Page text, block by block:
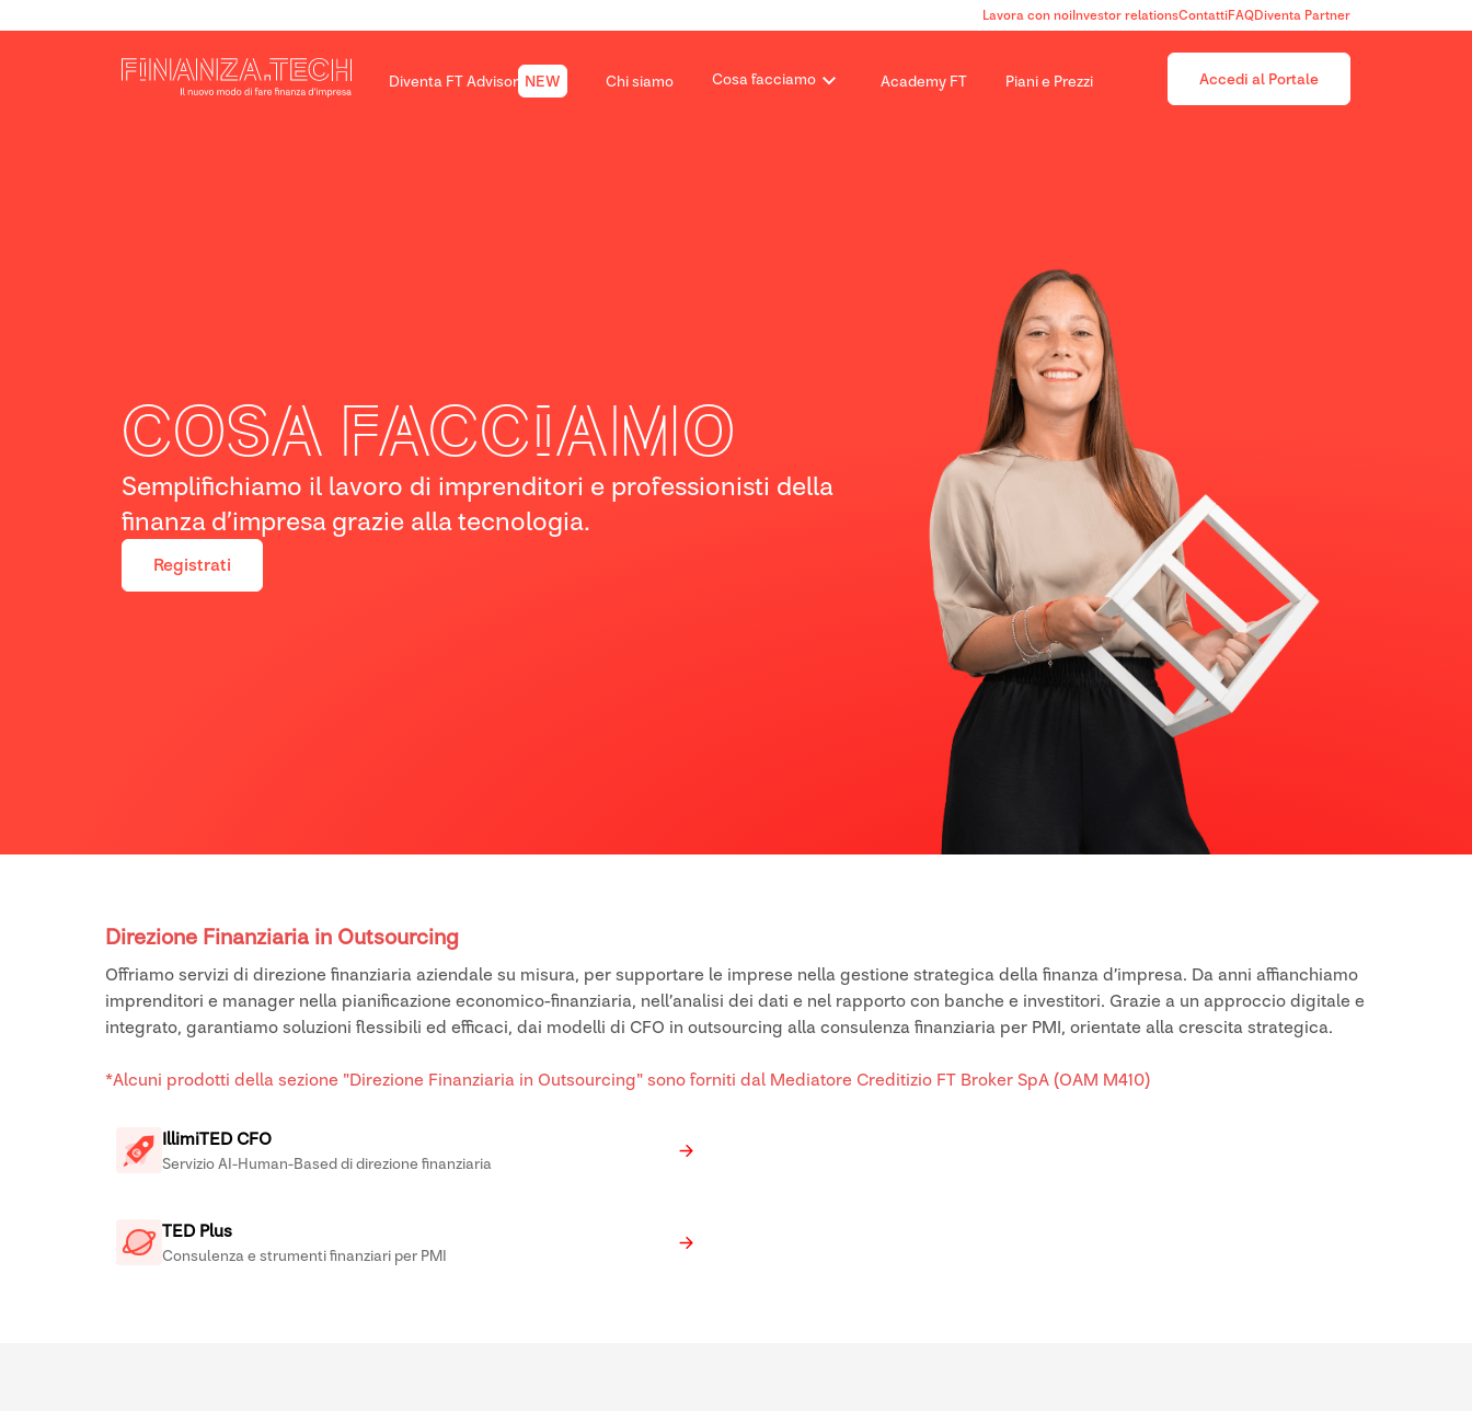
Lavora con noiInvestor relationsContattiFAQDiventa Partner
Diventa FT Advisor NEW Chi siamo Cosa facciamo Academy FT Piani e Prezzi Accedi al Portale
Cosa facciamo
Semplifichiamo il lavoro di imprenditori e professionisti della
finanza d’impresa grazie alla tecnologia.
Registrati
Direzione Finanziaria in Outsourcing
Offriamo servizi di direzione finanziaria aziendale su misura, per supportare le imprese nella gestione strategica della finanza d’impresa. Da anni affianchiamo
imprenditori e manager nella pianificazione economico-finanziaria, nell’analisi dei dati e nel rapporto con banche e investitori. Grazie a un approccio digitale e
integrato, garantiamo soluzioni flessibili ed efficaci, dai modelli di CFO in outsourcing alla consulenza finanziaria per PMI, orientate alla crescita strategica.
*Alcuni prodotti della sezione "Direzione Finanziaria in Outsourcing" sono forniti dal Mediatore Creditizio FT Broker SpA (OAM M410)
IllimiTED CFO
Servizio AI-Human-Based di direzione finanziaria
TED Plus
Consulenza e strumenti finanziari per PMI